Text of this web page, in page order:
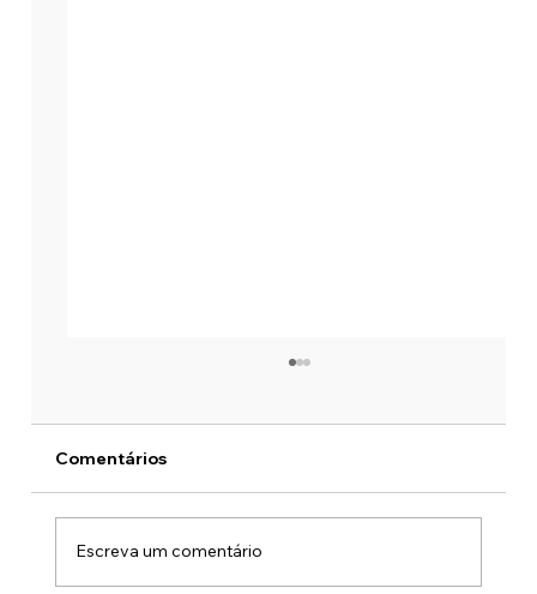
Comentários
Escreva um comentário